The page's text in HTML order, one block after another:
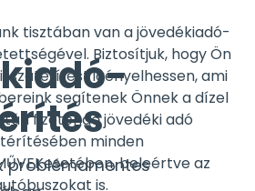
problémamentes
tisztában van a jövedékiadó-
Biztosítjuk, hogy Ön
igényelhessen, ami
segítenek Önnek a dízel
fizetendő jövedéki adó
minden
beleértve az
is.